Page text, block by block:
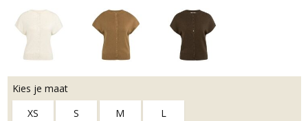
Kies je maat
XS
S M L